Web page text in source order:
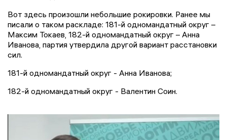
Вот здесь произошли небольшие рокировки. Ранее мы
писали о таком раскладе: 181-й одномандатный округ –
Максим Токаев, 182-й одномандатный округ – Анна
Иванова, партия утвердила другой вариант расстановки
сил.
181-й одномандатный округ - Анна Иванова;
182-й одномандатный округ - Валентин Соин.